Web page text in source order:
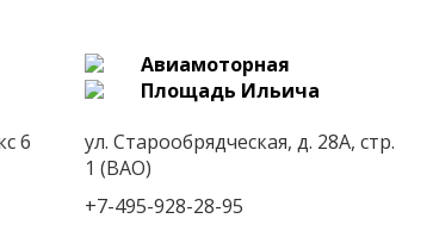
6
Авиамоторная
Площадь Ильича
ул. Старообрядческая, д. 28А, стр.
1 (ВАО)
+7-495-928-28-95